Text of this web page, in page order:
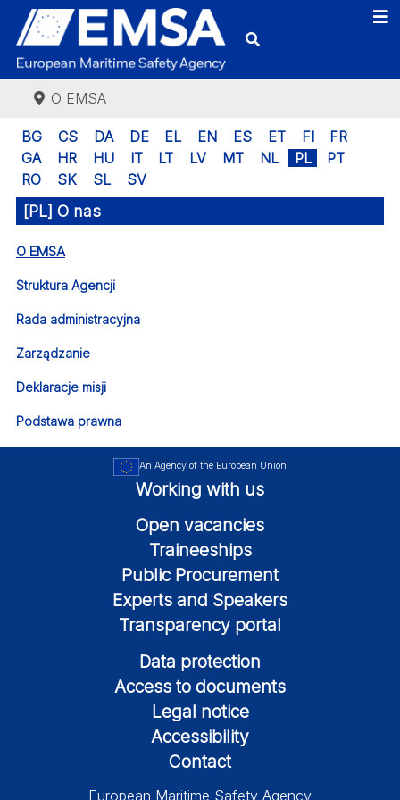
O EMSA
BG CS DA DE EL EN ES ET FI
FR
GA
HR HU IT LT LV MT NL PL
PT
RO
SK SL SV
[PL] O nas
O EMSA
Struktura Agencji
Rada administracyjna
Zarządzanie
Deklaracje misji
Podstawa prawna
An Agency of the European Union
Working with us
Open vacancies
Traineeships
Public Procurement
Experts and Speakers
Transparency portal
Data protection
Access to documents
Legal notice
Accessibility
Contact
European Maritime Safety Agency